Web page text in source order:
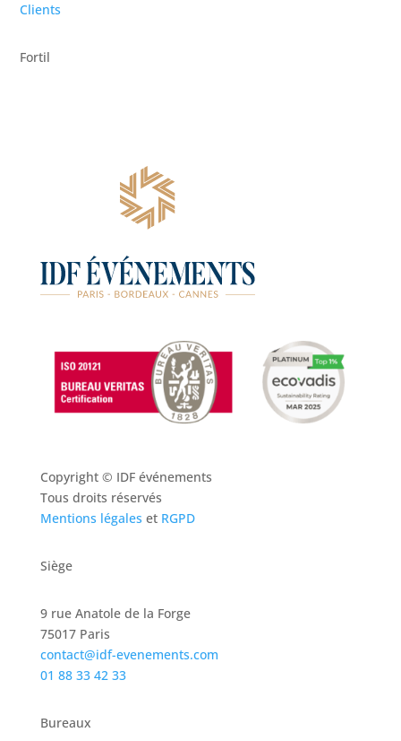
Clients
Fortil
Copyright © IDF événements
Tous droits réservés
Mentions légales et RGPD
Siège
9 rue Anatole de la Forge
75017 Paris
contact@idf-evenements.com
01 88 33 42 33
Bureaux